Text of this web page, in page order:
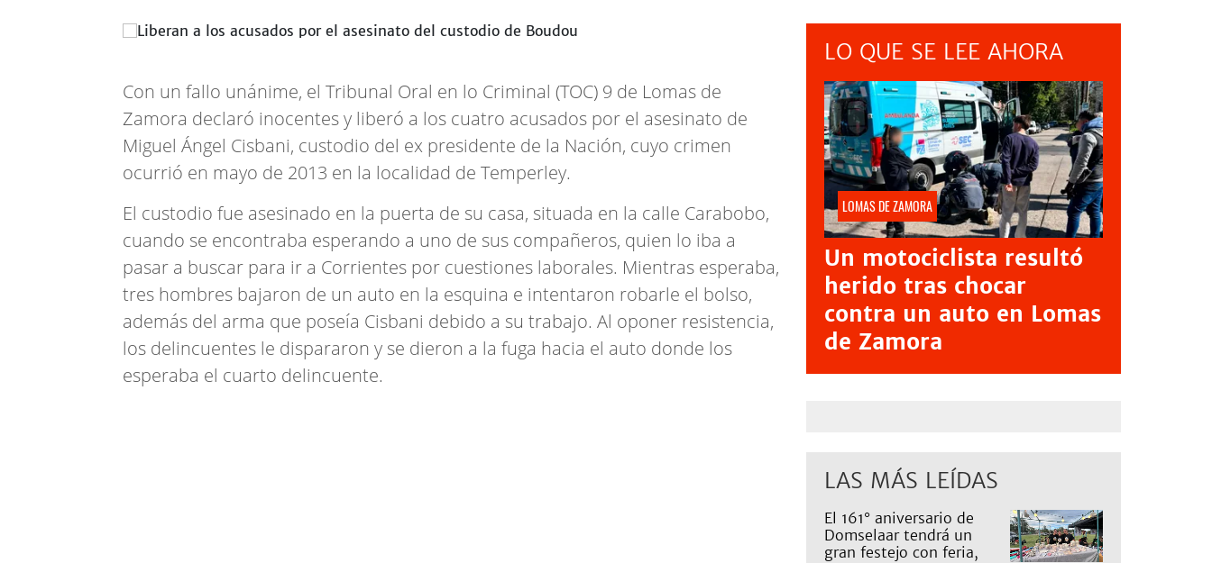
Con un fallo unánime, el Tribunal Oral en lo Criminal (TOC) 9 de Lomas de
Zamora declaró inocentes y liberó a los cuatro acusados por el asesinato de
Miguel Ángel Cisbani, custodio del ex presidente de la Nación, cuyo crimen
ocurrió en mayo de 2013 en la localidad de Temperley.
El custodio fue asesinado en la puerta de su casa, situada en la calle Carabobo,
cuando se encontraba esperando a uno de sus compañeros, quien lo iba a
pasar a buscar para ir a Corrientes por cuestiones laborales. Mientras esperaba,
tres hombres bajaron de un auto en la esquina e intentaron robarle el bolso,
además del arma que poseía Cisbani debido a su trabajo. Al oponer resistencia,
los delincuentes le dispararon y se dieron a la fuga hacia el auto donde los
esperaba el cuarto delincuente.
LO QUE SE LEE AHORA
LOMAS DE ZAMORA
Un motociclista resultó
herido tras chocar
contra un auto en Lomas
de Zamora
LAS MÁS LEÍDAS
El 161° aniversario de
Domselaar tendrá un
gran festejo con feria,